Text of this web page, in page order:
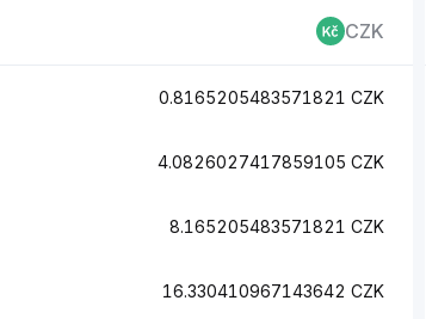
CZK
0.8165205483571821 CZK
4.0826027417859105 CZK
8.165205483571821 CZK
16.330410967143642 CZK